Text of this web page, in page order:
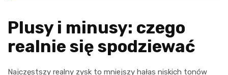
Plusy i minusy: czego
realnie się spodziewać
Najczęstszy realny zysk to mniejszy hałas niskich tonów